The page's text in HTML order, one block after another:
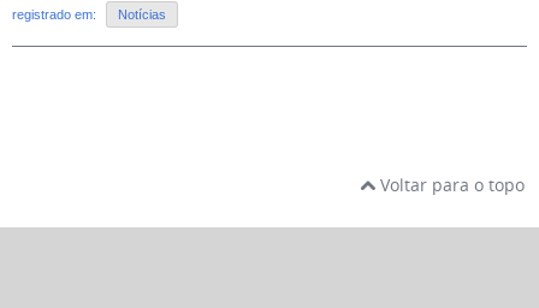
registrado em: Notícias
Voltar para o topo